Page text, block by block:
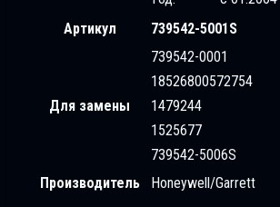
Артикул
739542-5001S
Для замены
739542-0001
18526800572754
1479244
1525677
739542-5006S
Производитель
Honeywell/Garrett